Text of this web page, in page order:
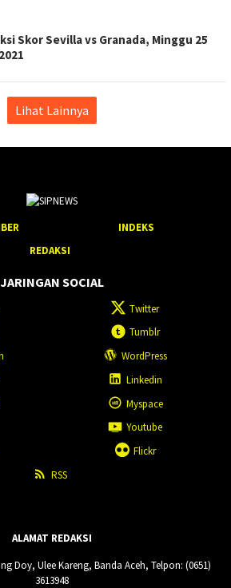
Skor Sevilla vs Granada, Minggu 25
Lihat Lainnya
INDEKS
REDAKSI
JARINGAN SOCIAL
Twitter
Tumblr
WordPress
Linkedin
Myspace
Youtube
Flickr
RSS
ALAMAT REDAKSI
Doy, Ulee Kareng, Banda Aceh, Telpon: (0651)
3613948